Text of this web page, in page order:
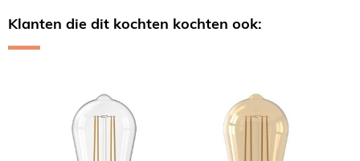
Klanten die dit kochten kochten ook: